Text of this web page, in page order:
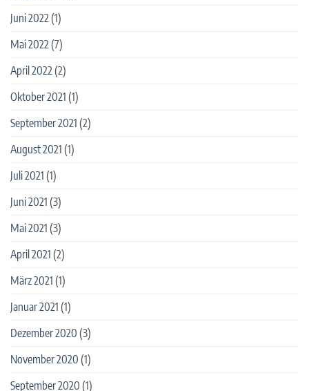
Juni 2022(1)
Mai 2022(7)
April 2022(2)
Oktober 2021 (1)
September 2021 (2)
August 2021 (1)
Juli 2021 (1)
Juni 2021 (3)
Mai 2021 (3)
April 2021 (2)
März 2021 (1)
Januar 2021 (1)
Dezember 2020 (3)
November 2020 (1)
September 2020 (1)